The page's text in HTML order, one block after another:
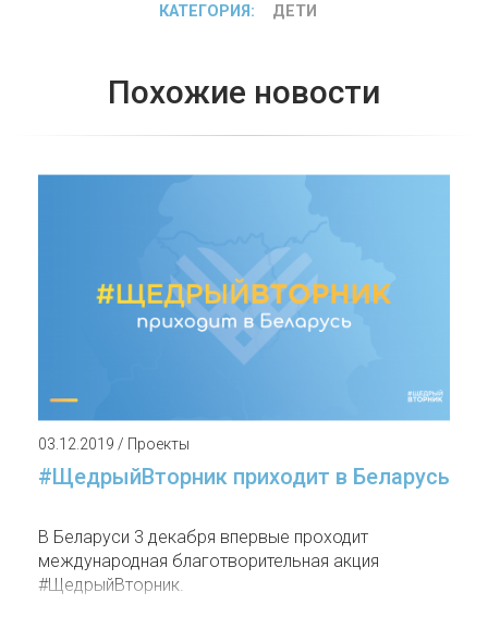
КАТЕГОРИЯ: ДЕТИ
Похожие новости
03.12.2019 / Проекты
#ЩедрыйВторник приходит в Беларусь
В Беларуси 3 декабря впервые проходит
международная благотворительная акция
#ЩедрыйВторник.